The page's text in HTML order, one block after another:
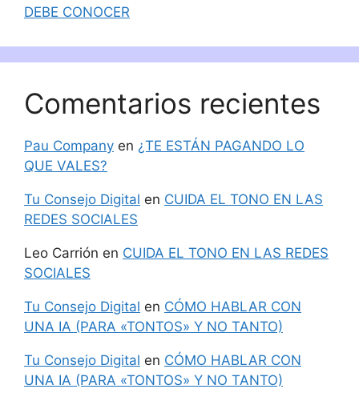
DEBE CONOCER
Comentarios recientes
Pau Company en ¿TE ESTÁN PAGANDO LO
QUE VALES?
Tu Consejo Digital en CUIDA EL TONO EN LAS
REDES SOCIALES
Leo Carrión en CUIDA EL TONO EN LAS REDES
SOCIALES
Tu Consejo Digital en CÓMO HABLAR CON
UNA IA (PARA «TONTOS» Y NO TANTO)
Tu Consejo Digital en CÓMO HABLAR CON
UNA IA (PARA «TONTOS» Y NO TANTO)